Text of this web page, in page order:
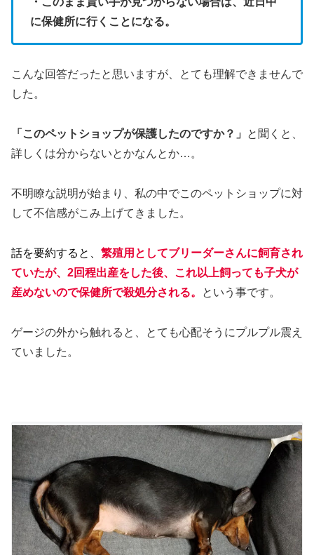
に保健所に行くことになる。
こんな回答だったと思いますが、とても理解できませんで
した。
「このペットショップが保護したのですか？」
と聞くと、
詳しくは分からないとかなんとか…。
不明瞭な説明が始まり、私の中でこのペットショップに対
して不信感がこみ上げてきました。
話を要約すると、 繁殖用としてブリーダーさんに飼育され
ていたが、2回程出産をした後、これ以上飼っても子犬が
産めないので保健所で殺処分される。
という事です。
ゲージの外から触れると、とても心配そうにプルプル震え
ていました。